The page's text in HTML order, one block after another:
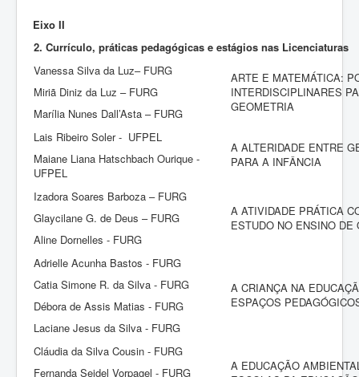
Eixo II
2. Currículo, práticas pedagógicas e estágios nas Licenciaturas
Vanessa Silva da Luz– FURG
Miriã Diniz da Luz – FURG
Marília Nunes Dall’Asta – FURG
ARTE E MATEMÁTICA:
INTERDISCIPLINARES
GEOMETRIA
Lais Ribeiro Soler - UFPEL
Maiane Liana Hatschbach Ourique -
UFPEL
A ALTERIDADE ENTRE
PARA A INFÂNCIA
Izadora Soares Barboza – FURG
Glaycilane G. de Deus – FURG
Aline Dornelles - FURG
A ATIVIDADE PRÁTICA
ESTUDO NO ENSINO DE
Adrielle Acunha Bastos - FURG
Catia Simone R. da Silva - FURG
Débora de Assis Matias - FURG
Laciane Jesus da Silva - FURG
A CRIANÇA NA
ESPAÇOS
Cláudia da Silva Cousin - FURG
Fernanda Seidel Vorpagel - FURG
A EDUCAÇÃO